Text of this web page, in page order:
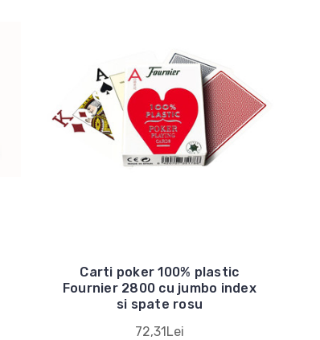
Carti poker 100% plastic
Fournier 2800 cu jumbo index
si spate rosu
72,31Lei